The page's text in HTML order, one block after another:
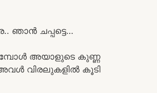
ഞാൻ ചപ്പട്ടെ…
അയാളുടെ കുണ്ണ
വിരലുകളിൽ കൂടി